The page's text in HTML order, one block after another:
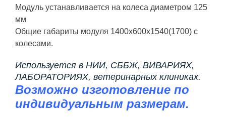
Модуль устанавливается на колеса диаметром 125
мм
Общие габариты модуля 1400х600х1540(1700) с
колесами.
Используется в НИИ, СББЖ, ВИВАРИЯХ,
ЛАБОРАТОРИЯХ, ветеринарных клиниках.
Возможно изготовление по
индивидуальным размерам.